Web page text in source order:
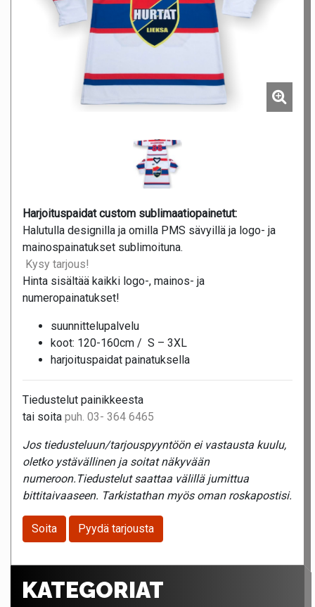
Harjoituspaidat custom sublimaatiopainetut:
Halutulla designilla ja omilla PMS sävyillä ja logo- ja
mainospainatukset sublimoituna.
Kysy tarjous!
Hinta sisältää kaikki logo-, mainos- ja
numeropainatukset!
suunnittelupalvelu
koot: 120-160cm / S – 3XL
harjoituspaidat painatuksella
Tiedustelut painikkeesta
tai soita puh. 03- 364 6465
Jos tiedusteluun/tarjouspyyntöön ei vastausta kuulu,
oletko ystävällinen ja soitat näkyvään
numeroon.Tiedustelut saattaa välillä jumittua
bittitaivaaseen. Tarkistathan myös oman roskapostisi.
Soita Pyydä tarjousta
KATEGORIAT